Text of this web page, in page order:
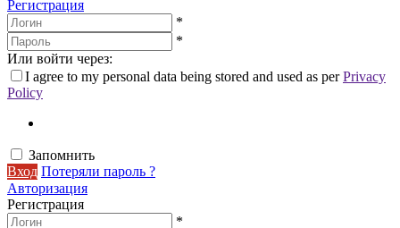
Регистрация
*
*
Или войти через:
I agree to my personal data being stored and used as perPrivacy
Policy
Запомнить
Вход Потеряли пароль ?
Авторизация
Регистрация
*